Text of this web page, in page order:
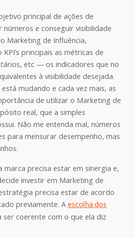
principal de ações de
e conseguir visibilidade
Marketing de Influência,
principais as métricas de
etc — os indicadores que no
à visibilidade desejada.
mudando e cada vez mais, as
de utilizar o Marketing de
real, que a simples
Não me entenda mal, números
para mensurar desempenho, mas
marca precisa estar em sinergia e,
investir em Marketing de
precisa estar de acordo
previamente. A escolha dos
ser coerente com o que ela diz